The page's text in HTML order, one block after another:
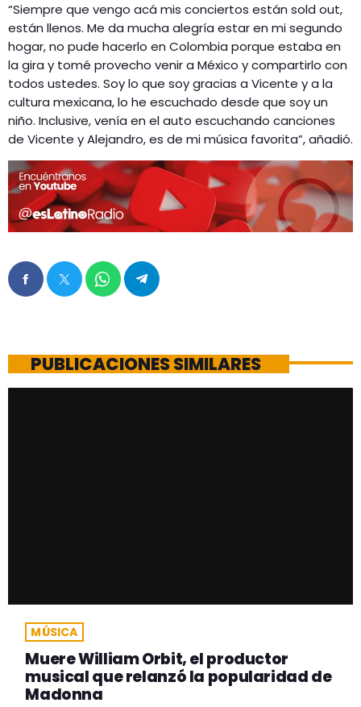
“Siempre que vengo acá mis conciertos están sold out,
están llenos. Me da mucha alegría estar en mi segundo
hogar, no pude hacerlo en Colombia porque estaba en
la gira y tomé provecho venir a México y compartirlo con
todos ustedes. Soy lo que soy gracias a Vicente y a la
cultura mexicana, lo he escuchado desde que soy un
niño. Inclusive, venía en el auto escuchando canciones
de Vicente y Alejandro, es de mi música favorita”, añadió.
PUBLICACIONES SIMILARES
MÚSICA
Muere William Orbit, el productor
musical que relanzó la popularidad de
Madonna